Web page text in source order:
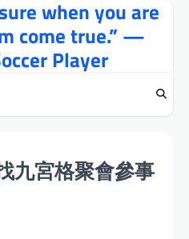
when you are
come true.” —
Player
九宮格聚會參事